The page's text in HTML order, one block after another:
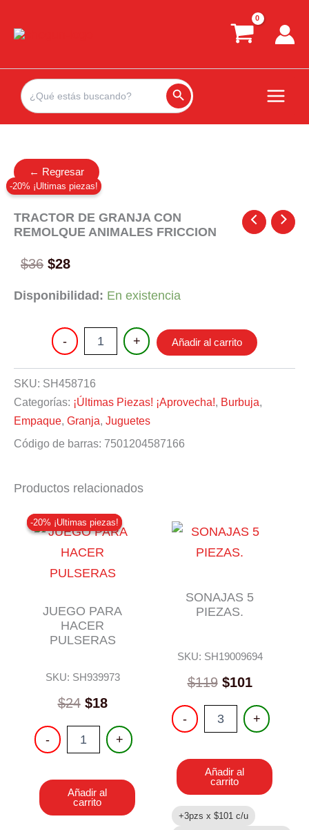
Search
for:
← Regresar
-20% ¡Ultimas piezas!
TRACTOR DE GRANJA CON
REMOLQUE ANIMALES FRICCION
$36 Original
$36.
$28Current
$28.
Disponibilidad: En existencia
-
TRACTOR
DE
REMOLQUE
ANIMALES
FRICCION
+ Añadir al carrito
SKU: SH458716
Categorías: ¡Últimas Piezas! ¡Aprovecha!, Burbuja,
Empaque, Granja, Juguetes
Código de barras: 7501204587166
Productos relacionados
-20% ¡Ultimas piezas!
JUEGO PARA
HACER
PULSERAS
SKU: SH939973
$24 Original
was:
$24.
$18Current
is:
$18.
-
JUEGO
PARA
cantidad
+
Añadir al
carrito
-20% ¡Ultimas piezas!
SONAJAS 5
PIEZAS.
SKU: SH19009694
$119 $101
-
SONAJAS
5
+
Añadir al
carrito
+3pzs x $101 c/u